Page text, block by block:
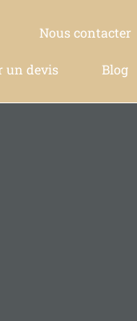
Nous contacter
un devis Blog